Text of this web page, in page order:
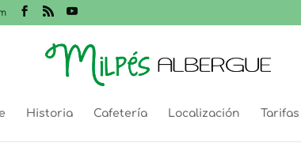
Historia Cafetería Localización Tarifas